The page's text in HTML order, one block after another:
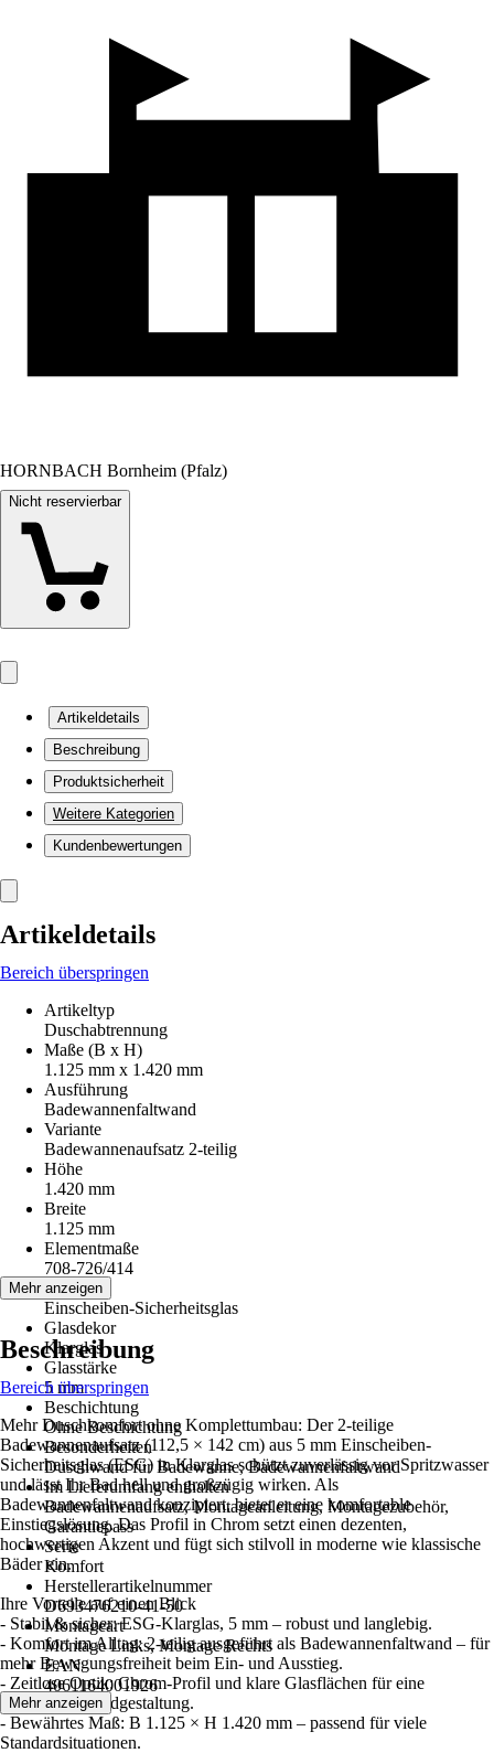
HORNBACH Bornheim (Pfalz)
Nicht reservierbar
Artikeldetails
Beschreibung
Produktsicherheit
Weitere Kategorien
Kundenbewertungen
Artikeldetails
Bereich überspringen
Artikeltyp
Duschabtrennung
Maße (B x H)
1.125 mm x 1.420 mm
Ausführung
Badewannenfaltwand
Variante
Badewannenaufsatz 2-teilig
Höhe
1.420 mm
Breite
1.125 mm
Elementmaße
708-726/414
Glasart
Einscheiben-Sicherheitsglas
Glasdekor
Klarglas
Glasstärke
5 mm
Beschichtung
Ohne Beschichtung
Besonderheiten
Duschwand für Badewanne, Badewannenfaltwand
Im Lieferumfang enthalten
Badewannenaufsatz, Montageanleitung, Montagezubehör,
Garantiepass
Serie
Komfort
Herstellerartikelnummer
D693476210-41-50
Montageart
Montage Links, Montage Rechts
EAN
4061164001926
Mehr anzeigen
Beschreibung
Bereich überspringen
Mehr Duschkomfort ohne Komplettumbau: Der 2-teilige
Badewannenaufsatz (112,5 × 142 cm) aus 5 mm Einscheiben-
Sicherheitsglas (ESG) in Klarglas schützt zuverlässig vor Spritzwasser
und lässt Ihr Bad hell und großzügig wirken. Als
Badewannenfaltwand konzipiert, bietet er eine komfortable
Einstiegslösung. Das Profil in Chrom setzt einen dezenten,
hochwertigen Akzent und fügt sich stilvoll in moderne wie klassische
Bäder ein.
Ihre Vorteile auf einen Blick
- Stabil & sicher: ESG-Klarglas, 5 mm – robust und langlebig.
- Komfort im Alltag: 2-teilig ausgeführt als Badewannenfaltwand – für
mehr Bewegungsfreiheit beim Ein- und Ausstieg.
- Zeitlose Optik: Chrom-Profil und klare Glasflächen für eine
aufgeräumte Badgestaltung.
- Bewährtes Maß: B 1.125 × H 1.420 mm – passend für viele
Standardsituationen.
Mehr anzeigen